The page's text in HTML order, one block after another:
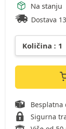
Na stanju
Dostava
Besplatna
Sigurna